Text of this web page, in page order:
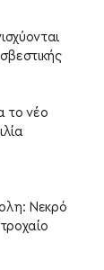
το νέο
Νεκρό